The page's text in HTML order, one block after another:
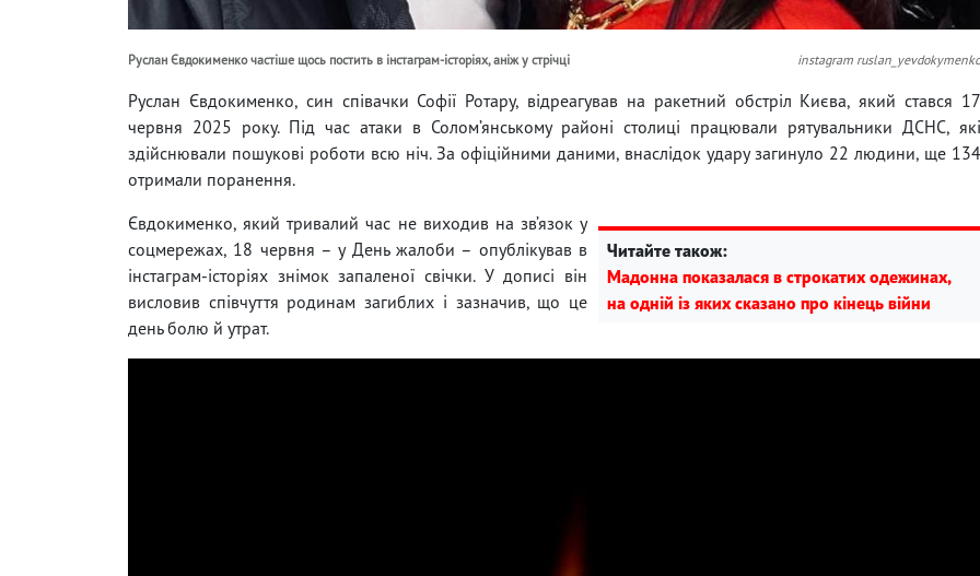
Руслан Євдокименко частіше щось постить в інстаграм-історіях, аніж у стрічці instagram ruslan_yevdokymenko
Руслан Євдокименко, син співачки Софії Ротару, відреагував на ракетний обстріл Києва, який стався 17
червня 2025 року. Під час атаки в Солом’янському районі столиці працювали рятувальники ДСНС, які
здійснювали пошукові роботи всю ніч. За офіційними даними, внаслідок удару загинуло 22 людини, ще 134
отримали поранення.
Читайте також:
Мадонна показалася в строкатих одежинах,
на одній із яких сказано про кінець війни
Євдокименко, який тривалий час не виходив на зв’язок у
соцмережах, 18 червня – у День жалоби – опублікував в
інстаграм-історіях знімок запаленої свічки. У дописі він
висловив співчуття родинам загиблих і зазначив, що це
день болю й утрат.